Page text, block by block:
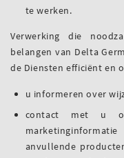
te werken.
Verwerking die
belangen van Delta
de Diensten efficiënt en
u informeren over
contact met u
anvullende